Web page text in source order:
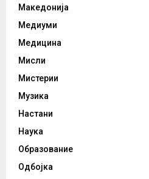
Македонија
Медиуми
Медицина
Мисли
Мистерии
Музика
Настани
Наука
Образование
Одбојка